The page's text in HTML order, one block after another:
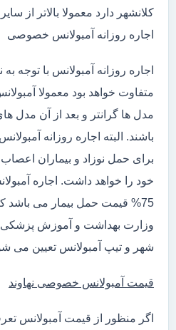
کلانشهر دارد معمولا بالاتر از
اجاره روزانه آمبولانس خصوصی
اجاره روزانه آمبولانس با توجه
باشند. البته اجاره روزانه
برای حمل نوزاد و بیماران
خود را خواهد داشت. اجاره
75% قیمت حمل بیمار می باشد
وزارت بهداشت و آموزش پزشکی
شهر و تیپ آمبولانس تعیین می
قیمت آمبولانس خصوصی نهاوند
اگر منظور از قیمت آمبولانس